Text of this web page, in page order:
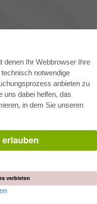
denen Ihr Webbrowser Ihre
notwendige
anbieten zu
uns dabei helfen, das
in dem Sie unseren
verbieten